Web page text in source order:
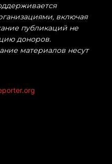
включая
публикаций не
доноров.
материалов несут